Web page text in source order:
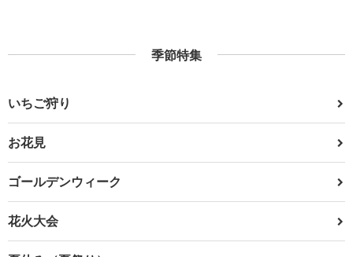
季節特集
いちご狩り
お花見
ゴールデンウィーク
花火大会